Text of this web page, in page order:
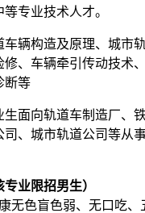
专业技术人才。
车辆构造及原理、城市
修、车辆牵引传动技术
断等
生面向轨道车制造厂、
司、城市轨道公司等从
业限招男生）
无色盲色弱、无口吃